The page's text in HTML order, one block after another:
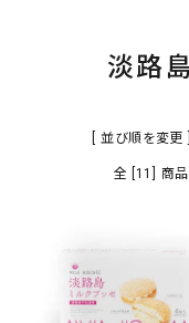
淡路産玉ねぎ
海の幸
淡路
[ 並び順を変更 ]
全 [11] 商